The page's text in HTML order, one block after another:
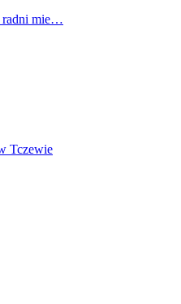
radni mie…
Tczewie